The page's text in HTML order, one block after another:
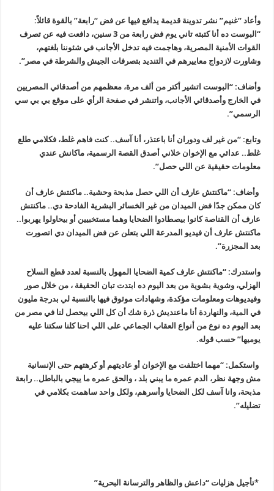
وأعاد “غنيم” نشر تدوينة قديمة يدافع فيها عن فض “رابعة” بالقوة قائلاً:
“البوست ده أنا كتبته تاني يوم فض رابعة من 3 سنين، دافعت فيه عن تصرف
القوات الأمنية المصرية، وهاجمت فيه تدخل الأجانب في شئوننا بلغتهم،
وشاورت لازدواج معاييرهم في التنديد بتصرفات الجيش والشرطة في مصر”.
وأضاف: “البوست اتشير أكتر من ألف مرة، معظمهم من أصدقائي المصريين
في الخارج وأصدقائي الأجانب، واتنشر في صفحة الرأي على موقع بي بي سي
الرسمي”.
وتابع: “من غير لف ودوران أنا باعتذر، أنا آسف.. كنت فاهم غلط، فكلامي طلع
غلط.. عدائي مع الإخوان خلاني أصدق القصة الرسمية، ماكانش عندي
معلومات حقيقية عن اللي حصل”.
وأضاف: “ماكنتش عارف أن اللي حصل مذبحة وحشية.. ماكنتش عارف أن
كان ممكن جدًا فض الميدان من غير الخسائر البشرية الفادحة دي.. ماكنتش
عارف أن القناصة كانوا بيصطادوا الضحايا وهما مستخبيين أو بيحاولوا يهربوا..
ماكنتش عارف أن فيديو المدرعة اللي بتعلن عن فض الميدان دي اتصورت
بعد المجزرة”.
واستدرك: “ماكنتش عارف كمية الضحايا المهول بالنسبة لعدد قطع السلاح
الهزلي، وشوية بشوية من بعد اليوم ده ابتدت تبان الحقيقة ، من خلال صور
وفيديوهات ومعلومات مؤكدة، وشهادات موثوق فيها بالنسبة لي بدرجة مليون
في المية، والنهاردة أنا ماعنديش ذرة شك أن كل اللي بيحصل لنا في مصر من
بعد اليوم ده نوع من أنواع العقاب الجماعي على اللي احنا كلنا سكتنا عليه
يوميها” حسب قوله.
واستكمل: “مهما اختلفت مع الإخوان أو عاديتهم أو كرهتهم حتى الإنسانية
مش وجهة نظر، الدم عمره ما يبني بلد ، والحق عمره ما ييجي بالباطل.. رابعة
مذبحة، وانا آسف لكل الضحايا وأسرهم، ولكل واحد ساهمت بكلامي في
تضليله”.
*تأجيل هزليات “داعش والظاهر والترسانة البحرية”